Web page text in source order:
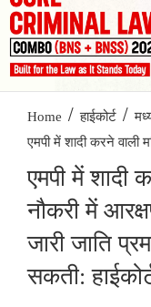
Home / हाईकोर्ट /
एमपी में शादी करने वाली
एमपी में शादी
नौकरी में
जारी जाति
सकती: